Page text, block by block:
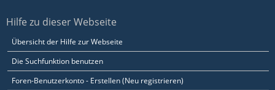
Hilfe zu dieser Webseite
Übersicht der Hilfe zur Webseite
Die Suchfunktion benutzen
Foren-Benutzerkonto - Erstellen (Neu registrieren)